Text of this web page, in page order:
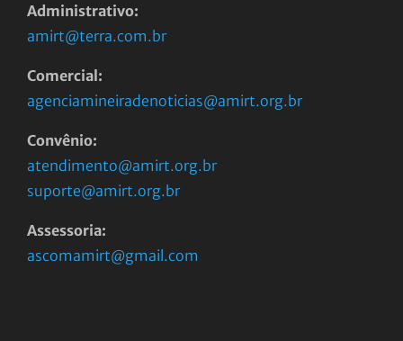
Administrativo:
amirt@terra.com.br
Comercial:
agenciamineiradenoticias@amirt.org.br
Convênio:
atendimento@amirt.org.br
suporte@amirt.org.br
Assessoria:
ascomamirt@gmail.com